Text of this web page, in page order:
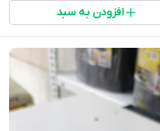
افزودن به سبد